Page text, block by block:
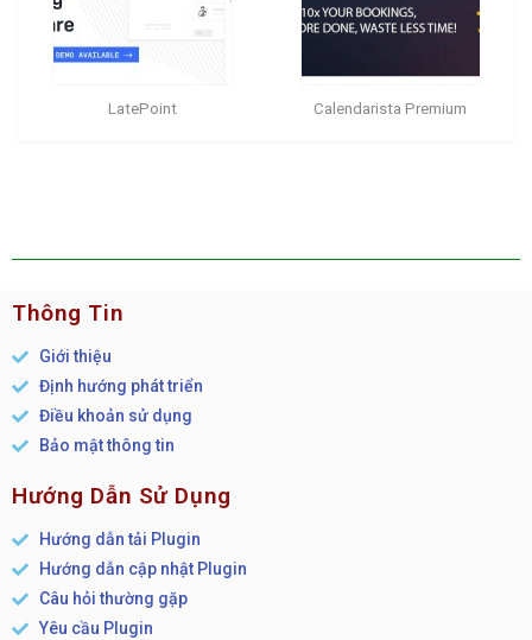
LatePoint Calendarista Premium
Thông Tin
Giới thiệu
Định hướng phát triển
Điều khoản sử dụng
Bảo mật thông tin
Hướng Dẫn Sử Dụng
Hướng dẫn tải Plugin
Hướng dẫn cập nhật Plugin
Câu hỏi thường gặp
Yêu cầu Plugin